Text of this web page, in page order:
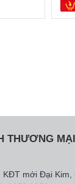
THƯƠNG
KĐT mới Đại Kim,